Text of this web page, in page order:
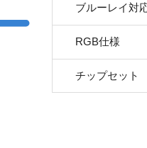
ブルーレイ対
RGB仕様
チップセット